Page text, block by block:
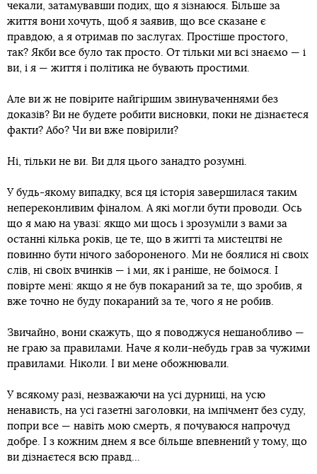
чекали, затамувавши подих, що я зізнаюся. Більше за
життя вони хочуть, щоб я заявив, що все сказане є
правдою, а я отримав по заслугах. Простіше простого,
так? Якби все було так просто. От тільки ми всі знаємо — і
ви, і я — життя і політика не бувають простими.
Але ви ж не повірите найгіршим звинуваченнями без
доказів? Ви не будете робити висновки, поки не дізнаєтеся
факти? Або? Чи ви вже повірили?
Ні, тільки не ви. Ви для цього занадто розумні.
У будь-якому випадку, вся ця історія завершилася таким
непереконливим фіналом. А які могли бути проводи. Ось
що я маю на увазі: якщо ми щось і зрозуміли з вами за
останні кілька років, це те, що в житті та мистецтві не
повинно бути нічого забороненого. Ми не боялися ні своїх
слів, ні своїх вчинків — і ми, як і раніше, не боїмося. І
повірте мені: якщо я не був покараний за те, що зробив, я
вже точно не буду покараний за те, чого я не робив.
Звичайно, вони скажуть, що я поводжуся нешанобливо —
не граю за правилами. Наче я коли-небудь грав за чужими
правилами. Ніколи. І ви мене обожнювали.
У всякому разі, незважаючи на усі дурниці, на усю
ненависть, на усі газетні заголовки, на імпічмент без суду,
попри все — навіть мою смерть, я почуваюся напрочуд
добре. І з кожним днем я все більше впевнений у тому, що
ви дізнаєтеся всю правд...